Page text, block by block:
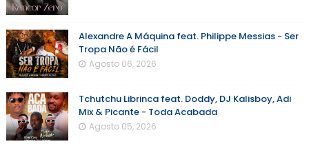
Alexandre A Máquina feat. Philippe Messias - Ser
Tropa Não é Fácil
Agosto 06, 2026
Tchutchu Librinca feat. Doddy, DJ Kalisboy, Adi
Mix & Picante - Toda Acabada
Agosto 05, 2026